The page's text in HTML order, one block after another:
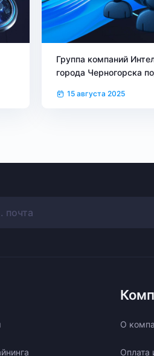
Группа компаний
города Черногорска подписали соглашение о
сотрудничестве
15 августа 2025
О
Оплата